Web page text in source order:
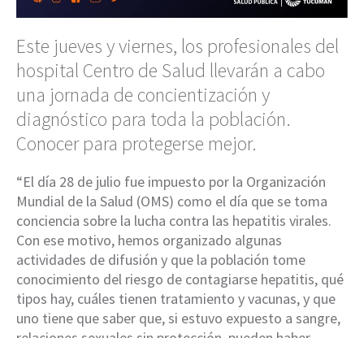
Este jueves y viernes, los profesionales del
hospital Centro de Salud llevarán a cabo
una jornada de concientización y
diagnóstico para toda la población.
Conocer para protegerse mejor.
“El día 28 de julio fue impuesto por la Organización
Mundial de la Salud (OMS) como el día que se toma
conciencia sobre la lucha contra las hepatitis virales.
Con ese motivo, hemos organizado algunas
actividades de difusión y que la población tome
conocimiento del riesgo de contagiarse hepatitis, qué
tipos hay, cuáles tienen tratamiento y vacunas, y que
uno tiene que saber que, si estuvo expuesto a sangre,